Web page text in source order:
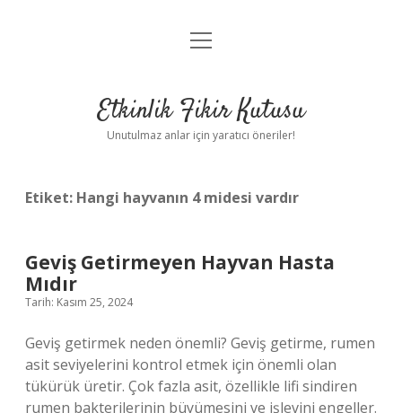
Anasayfa
Yasal Uyarı
menüyü
Etkinlik Fikir Kutusu
Unutulmaz anlar için yaratıcı öneriler!
Etiket: Hangi hayvanın 4 midesi vardır
Geviş Getirmeyen Hayvan Hasta
Mıdır
Tarih: Kasım 25, 2024
Geviş getirmek neden önemli? Geviş getirme, rumen
asit seviyelerini kontrol etmek için önemli olan
tükürük üretir. Çok fazla asit, özellikle lifi sindiren
rumen bakterilerinin büyümesini ve işlevini engeller.